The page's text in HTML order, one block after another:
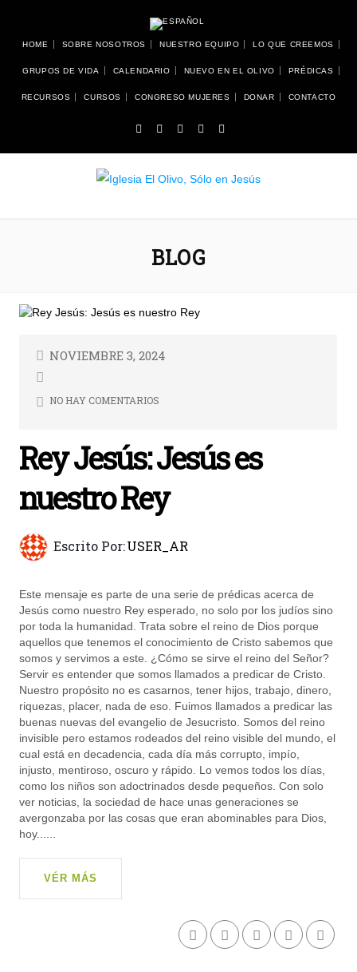
HOME SOBRE NOSOTROS NUESTRO EQUIPO LO QUE CREEMOS
GRUPOS DE VIDA CALENDARIO NUEVO EN EL OLIVO PRÉDICAS
RECURSOS CURSOS CONGRESO MUJERES DONAR CONTACTO
BLOG
NOVIEMBRE 3, 2024
NO HAY COMENTARIOS
Rey Jesús: Jesús es
nuestro Rey
Escrito Por:USER_AR
Este mensaje es parte de una serie de prédicas acerca de
Jesús como nuestro Rey esperado, no solo por los judíos sino
por toda la humanidad. Trata sobre el reino de Dios porque
aquellos que tenemos el conocimiento de Cristo sabemos que
somos y servimos a este. ¿Cómo se sirve el reino del Señor?
Servir es entender que somos llamados a predicar de Cristo.
Nuestro propósito no es casarnos, tener hijos, trabajo, dinero,
riquezas, placer, nada de eso. Fuimos llamados a predicar las
buenas nuevas del evangelio de Jesucristo. Somos del reino
invisible pero estamos rodeados del reino visible del mundo, el
cual está en decadencia, cada día más corrupto, impío,
injusto, mentiroso, oscuro y rápido. Lo vemos todos los días,
como los niños son adoctrinados desde pequeños. Con solo
ver noticias, la sociedad de hace unas generaciones se
avergonzaba por las cosas que eran abominables para Dios,
hoy......
VÉR MÁS